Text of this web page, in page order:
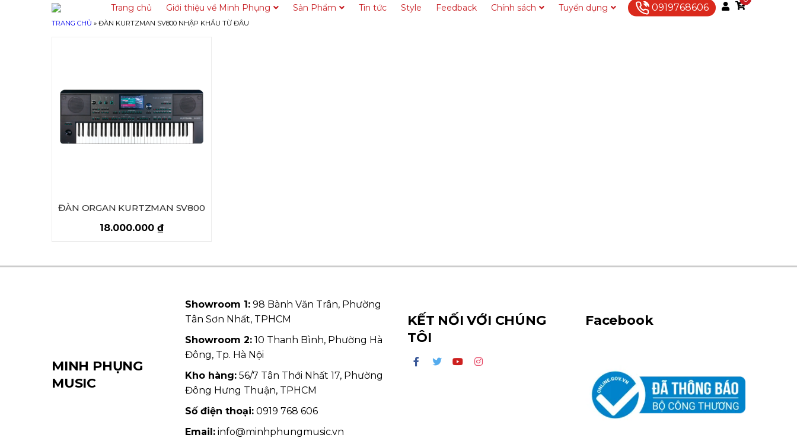
Trang chủ Giới thiệu về Minh Phụng Sản Phẩm Tin tức Style Feedback Chính sách Tuyển dụng Liên hệ0919768606
TRANG CHỦ » ĐÀN KURTZMAN SV800 NHẬP KHẨU TỪ ĐÂU
ĐÀN ORGAN KURTZMAN SV800
18.000.000 ₫
MINH PHỤNG
MUSIC
Showroom 1: 98 Bành Văn Trân, Phường
Tân Sơn Nhất, TPHCM
Showroom 2: 10 Thanh Bình, Phường Hà
Đông, Tp. Hà Nội
Kho hàng: 56/7 Tân Thới Nhất 17, Phường
Đông Hưng Thuận, TPHCM
Số điện thoại: 0919 768 606
Email: info@minhphungmusic.vn
KẾT NỐI VỚI CHÚNG
TÔI
Facebook